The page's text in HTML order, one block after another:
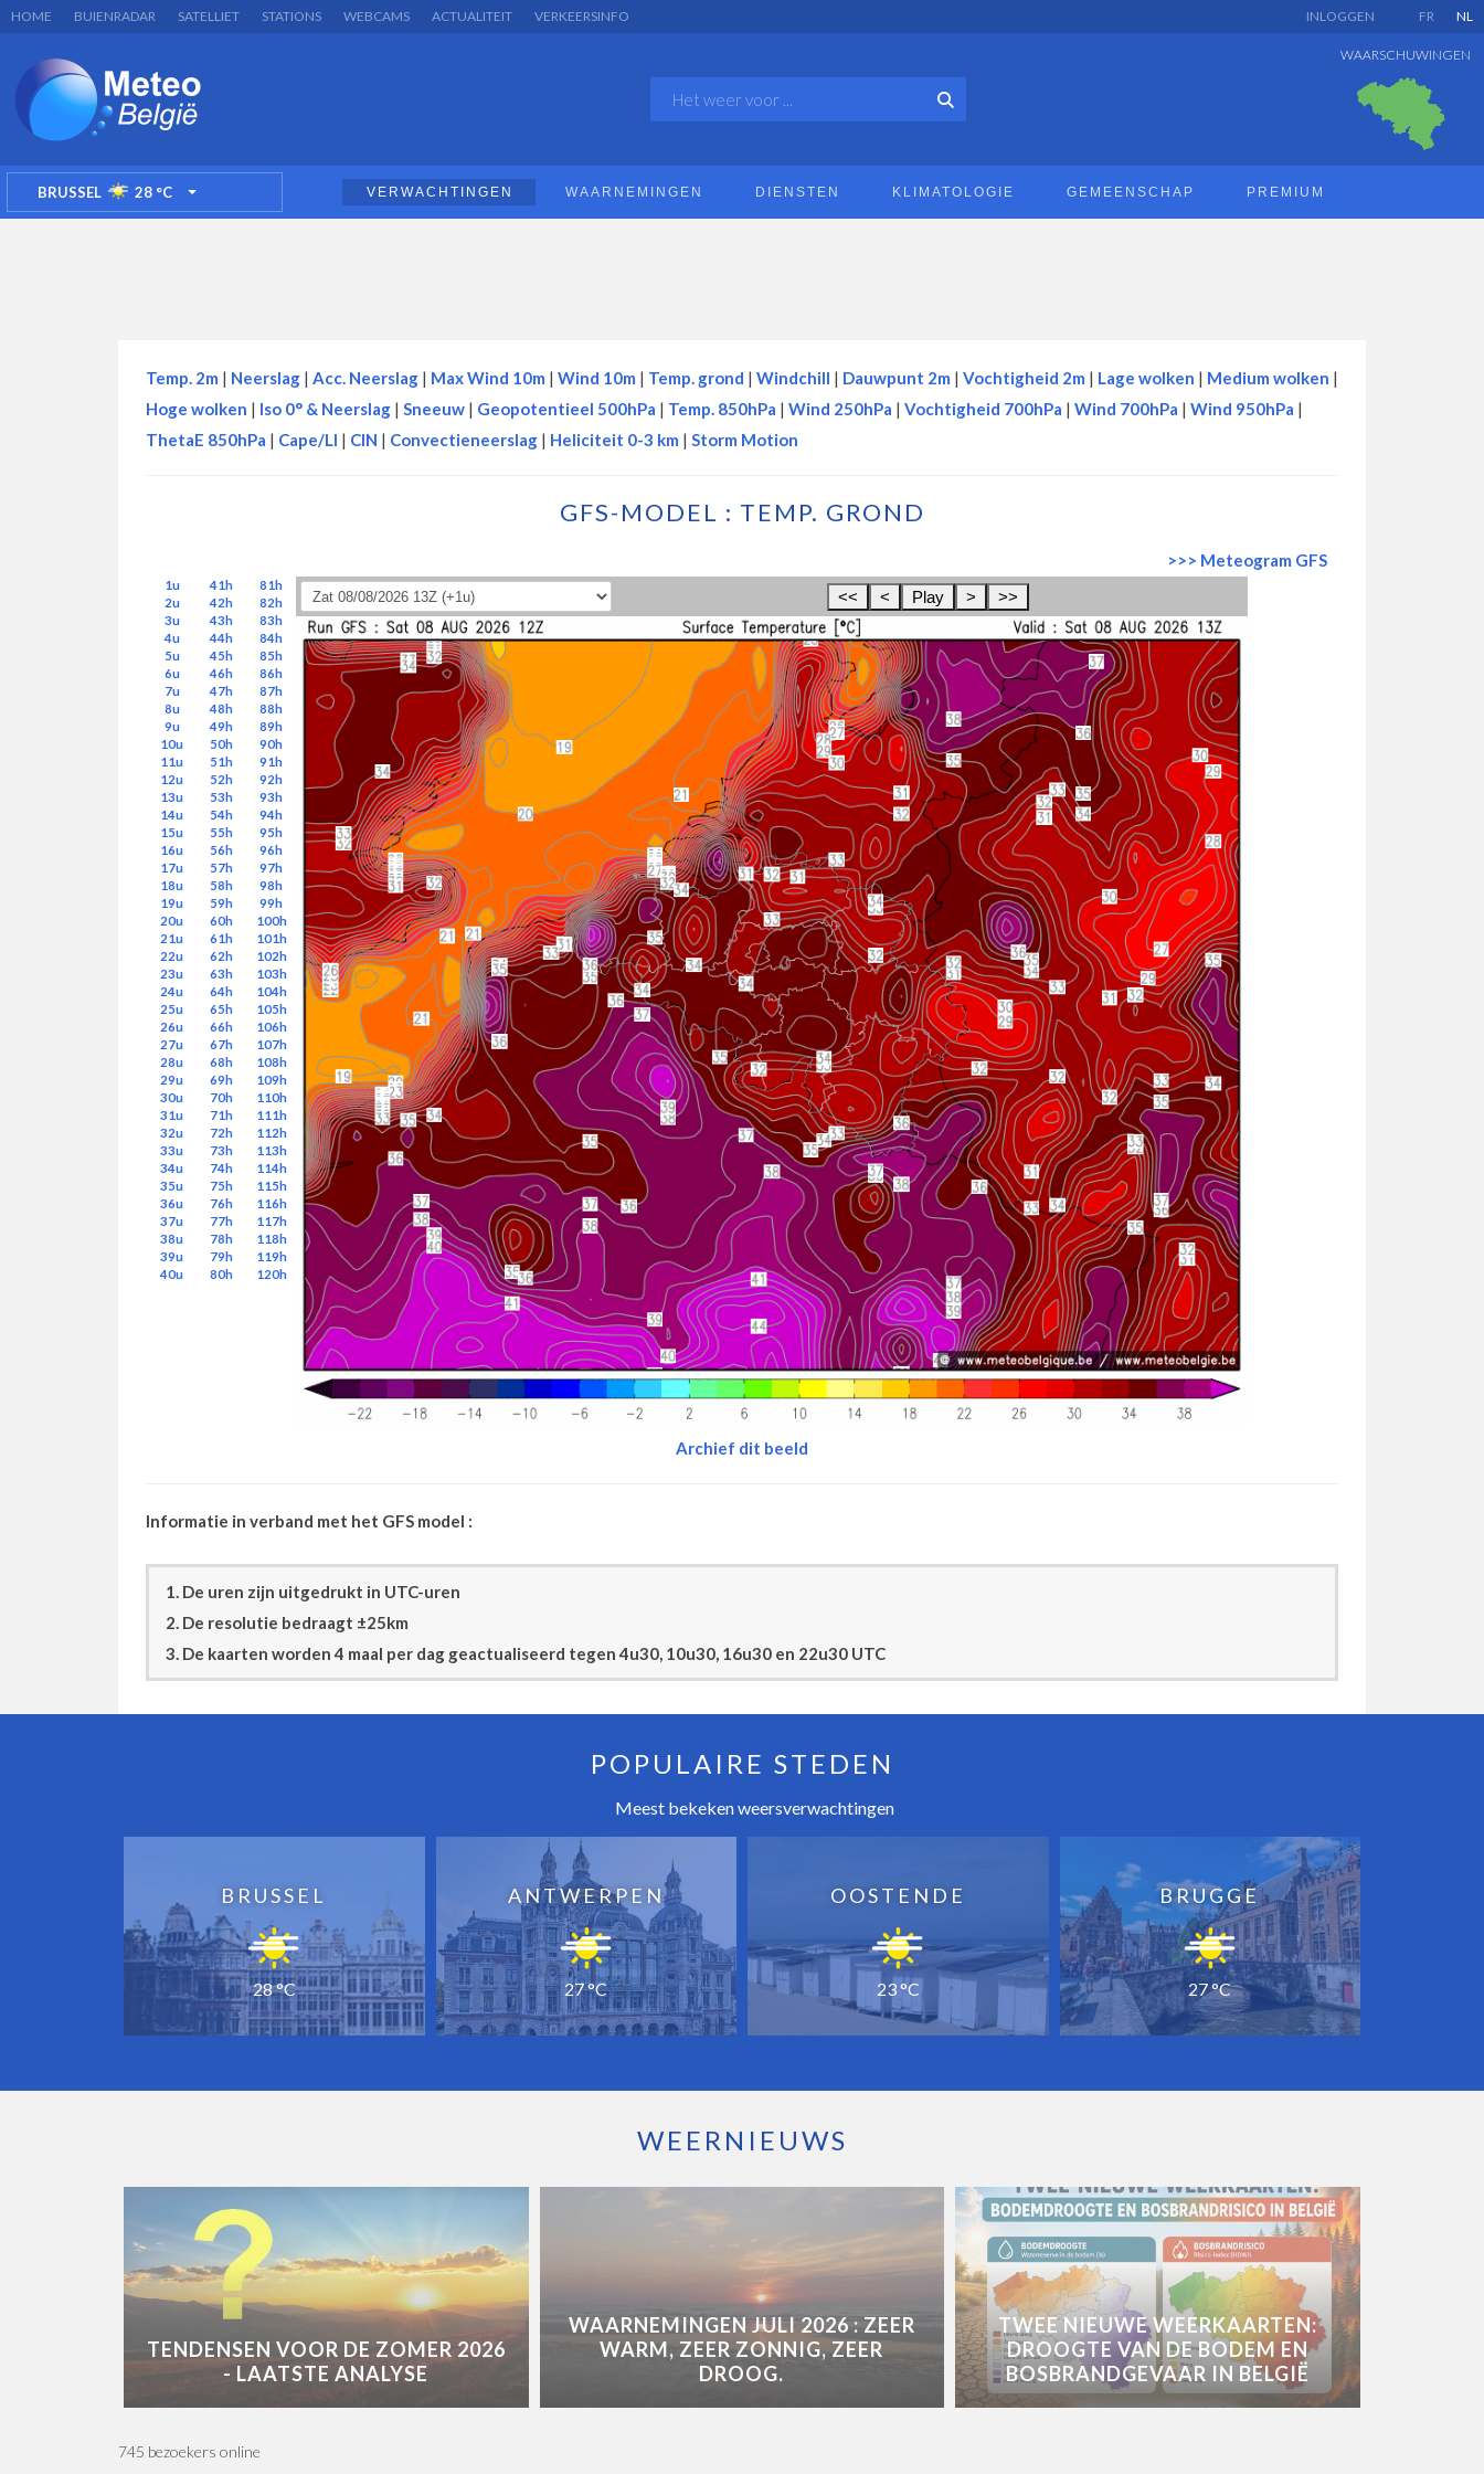
HOME BUIENRADAR SATELLIET STATIONS WEBCAMS ACTUALITEIT VERKEERSINFO FR NL
INLOGGEN
WAARSCHUWINGEN
BRUSSEL 28°C TOGGLE DROPDOWN VERWACHTINGEN WAARNEMINGEN DIENSTEN KLIMATOLOGIE GEMEENSCHAP PREMIUM
Temp. 2m | Neerslag | Acc. Neerslag | Max Wind 10m | Wind 10m | Temp. grond | Windchill | Dauwpunt 2m | Vochtigheid 2m | Lage wolken | Medium wolken |
Hoge wolken | Iso 0° & Neerslag | Sneeuw | Geopotentieel 500hPa | Temp. 850hPa | Wind 250hPa | Vochtigheid 700hPa | Wind 700hPa | Wind 950hPa |
ThetaE 850hPa | Cape/LI | CIN | Convectieneerslag | Heliciteit 0-3 km | Storm Motion
GFS-MODEL : TEMP. GROND
>>> Meteogram GFS
1u
2u
3u
4u
5u
6u
7u
8u
9u
10u
11u
12u
13u
14u
15u
16u
17u
18u
19u
20u
21u
22u
23u
24u
25u
26u
27u
28u
29u
30u
31u
32u
33u
34u
35u
36u
37u
38u
39u
40u
41h
42h
43h
44h
45h
46h
47h
48h
49h
50h
51h
52h
53h
54h
55h
56h
57h
58h
59h
60h
61h
62h
63h
64h
65h
66h
67h
68h
69h
70h
71h
72h
73h
74h
75h
76h
77h
78h
79h
80h
81h
82h
83h
84h
85h
86h
87h
88h
89h
90h
91h
92h
93h
94h
95h
96h
97h
98h
99h
100h
101h
102h
103h
104h
105h
106h
107h
108h
109h
110h
111h
112h
113h
114h
115h
116h
117h
118h
119h
120h
<< < Play > >>
Archief dit beeld
Informatie in verband met het GFS model :
1. De uren zijn uitgedrukt in UTC-uren
2. De resolutie bedraagt ±25km
3. De kaarten worden 4 maal per dag geactualiseerd tegen 4u30, 10u30, 16u30 en 22u30 UTC
POPULAIRE STEDEN
Meest bekeken weersverwachtingen
BRUSSEL
28 °C
ANTWERPEN
27 °C
OOSTENDE
23 °C
BRUGGE
27 °C
WEERNIEUWS
TENDENSEN VOOR DE ZOMER 2026
- LAATSTE ANALYSE
WAARNEMINGEN JULI 2026 : ZEER
WARM, ZEER ZONNIG, ZEER
DROOG.
TWEE NIEUWE WEERKAARTEN:
DROOGTE VAN DE BODEM EN
BOSBRANDGEVAAR IN BELGIË
745 bezoekers online